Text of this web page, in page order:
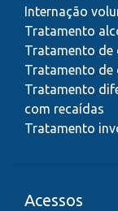
Internação
Tratamento
Tratamento de
Tratamento de
Tratamento
com recaídas
Tratamento
Acessos